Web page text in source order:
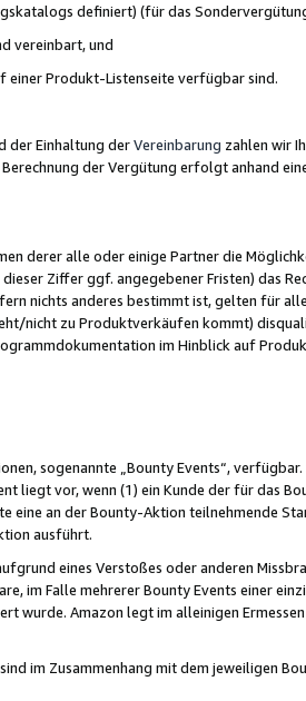
definiert) (für das
vereinbart, und
einer Produkt-Listenseite verfügbar sind.
der Einhaltung derVereinbarung zahlen wir
der Vergütung erfolgt anhand
derer alle oder einige Partner die
Ziffer ggf. angegebener Fristen) das
nichts anderes bestimmt ist, gelten für
nicht zu Produktverkäufen kommt)
im Hinblick auf
sogenannte „Bounty Events“, verfügbar.
liegt vor, wenn (1) ein Kunde der für das
eine an der Bounty-Aktion teilnehmende
ausführt.
eines Verstoßes oder anderen
im Falle mehrerer Bounty Events einer
wurde. Amazon legt im alleinigen
im Zusammenhang mit dem jeweiligen